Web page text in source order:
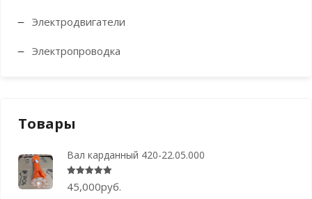
Электродвигатели
Электропроводка
Товары
Вал карданный 420-22.05.000
Оценка5.00 из 5
45,000руб.